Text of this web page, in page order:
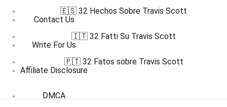
Contact Us
Write For Us
Affiliate Disclosure
DMCA
🇪🇸 32 Hechos Sobre Travis Scott
🇮🇹 32 Fatti Su Travis Scott
🇵🇹 32 Fatos sobre Travis Scott